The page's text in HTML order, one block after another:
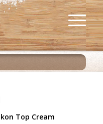
Top Cream